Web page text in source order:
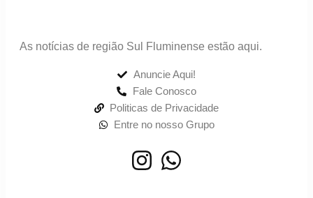
As notícias de região Sul Fluminense estão aqui.
Anuncie Aqui!
Fale Conosco
Politicas de Privacidade
Entre no nosso Grupo